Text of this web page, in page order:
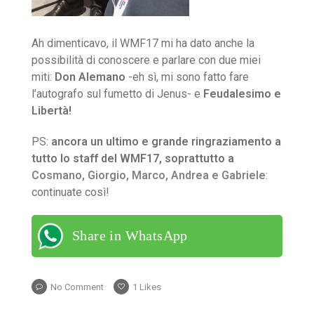
Ah dimenticavo, il WMF17 mi ha dato anche la
possibilità di conoscere e parlare con due miei
miti: Don Alemano -eh sì, mi sono fatto fare
l’autografo sul fumetto di Jenus- e Feudalesimo e
Libertà!
PS: ancora un ultimo e grande ringraziamento a
tutto lo staff del WMF17, soprattutto a
Cosmano, Giorgio, Marco, Andrea e Gabriele:
continuate così!
Share in WhatsApp
No Comment 1 Likes